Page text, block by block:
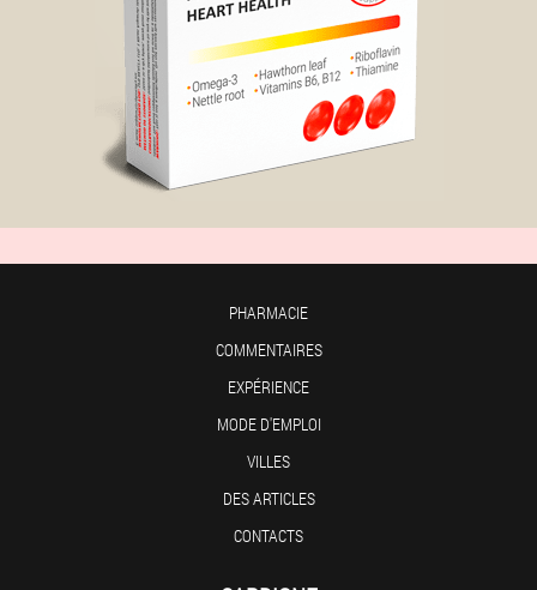
PHARMACIE
COMMENTAIRES
EXPÉRIENCE
MODE D'EMPLOI
VILLES
DES ARTICLES
CONTACTS